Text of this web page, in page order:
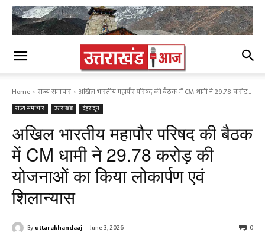
Home राज्य समाचार अखिल भारतीय महापौर परिषद की बैठक में CM धामी ने 29.78 करोड़...
राज्य समाचार उत्तराखंड देहरादून
अखिल भारतीय महापौर परिषद की बैठक
में CM धामी ने 29.78 करोड़ की
योजनाओं का किया लोकार्पण एवं
शिलान्यास
By uttarakhandaaj June 3, 2026 0